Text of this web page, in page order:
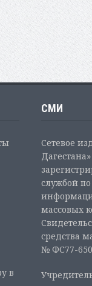
в
СМИ
Сетевое
службой
массовых
средства
№ ФС77-